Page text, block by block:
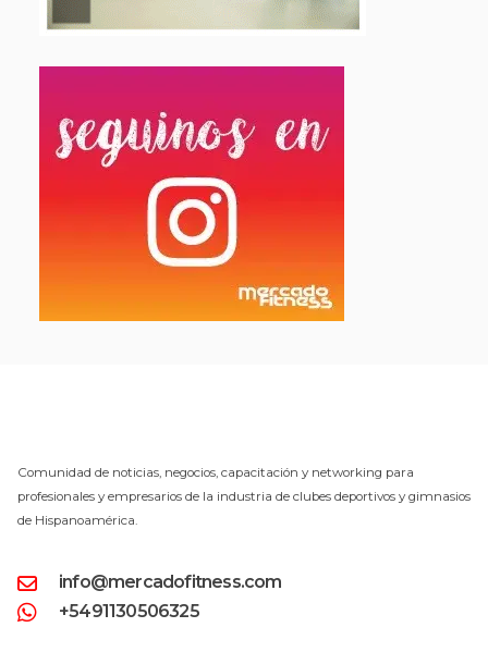
Comunidad de noticias, negocios, capacitación y networking para
profesionales y empresarios de la industria de clubes deportivos y gimnasios
de Hispanoamérica.
info@mercadofitness.com
+5491130506325